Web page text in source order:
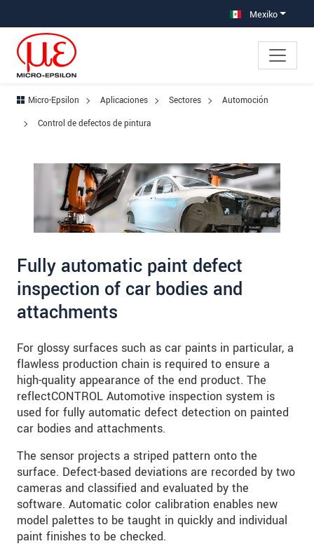
Saltar directamente a la navegación principal Mexiko
Micro-Epsilon Aplicaciones Sectores
Automoción
Control de defectos de pintura
Fully automatic paint defect
inspection of car bodies and
attachments
For glossy surfaces such as car paints in particular, a
flawless production chain is required to ensure a
high-quality appearance of the end product. The
reflectCONTROL Automotive inspection system is
used for fully automatic defect detection on painted
car bodies and attachments.
The sensor projects a striped pattern onto the
surface. Defect-based deviations are recorded by two
cameras and classified and evaluated by the
software. Automatic color calibration enables new
model palettes to be taught in quickly and individual
paint finishes to be checked.